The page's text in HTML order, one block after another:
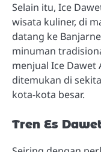
Selain itu, Ice
wisata kuliner, di
datang ke
minuman
menjual Ice
ditemukan di
kota-kota besar.
Tren Es